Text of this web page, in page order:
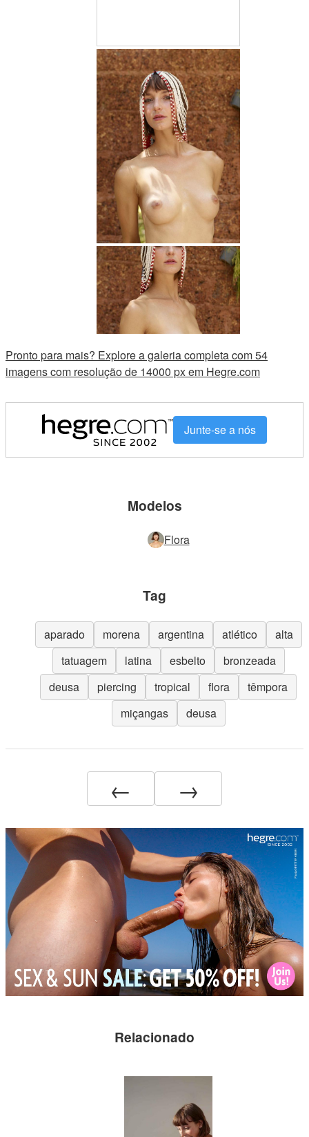
Pronto para mais? Explore a galeria completa com 54
imagens com resolução de 14000 px em Hegre.com
Junte-se a nós
Modelos
Flora
Tag
aparado morena argentina atlético
alta
tatuagem
latina esbelto
bronzeada
deusa
piercing tropical flora
têmpora
miçangas
deusa
← →
Relacionado